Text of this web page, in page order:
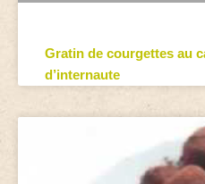
Gratin de courgettes au
d’internaute